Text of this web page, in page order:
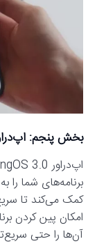
بخش پنجم:
برنامه‌های شما
کمک می‌کند تا
امکان پین کردن
آن‌ها را حتی